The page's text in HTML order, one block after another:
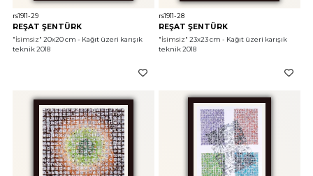
rs1911-29
REŞAT ŞENTÜRK
"İsimsiz" 20x20 cm - Kağıt üzeri karışık
teknik 2018
rs1911-28
REŞAT ŞENTÜRK
"İsimsiz" 23x23 cm - Kağıt üzeri karışık
teknik 2018